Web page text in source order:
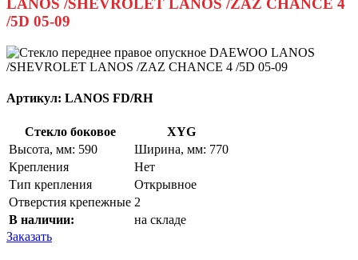
LANOS /SHEVROLET LANOS /ZAZ CHANCE 4
/5D 05-09
Артикул: LANOS FD/RH
Стекло боковое
XYG
Высота, мм: 590
Ширина, мм: 770
Крепления
Нет
Тип крепления
Открывное
Отверстия крепежные 2
В наличии:
на складе
Заказать